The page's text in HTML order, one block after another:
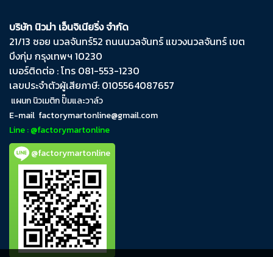
บริษัท นิวม่า เอ็นจิเนียริ่ง จำกัด
21/13 ซอย นวลจันทร์​52 ถนน​นวลจันทร์​ แขวง​นวลจันทร์​ เขต​
บึงกุ่ม​ กรุงเทพฯ​ 10230
เบอร์ติดต่อ : โทร 081-553-1230
เลขประจำตัวผู้เสียภาษี: 0105564087657
แผนก นิวเมติก ปั๊มและวาล์ว
E-mail factorymartonline@gmail.com
Line : @factorymartonline
@factorymartonline